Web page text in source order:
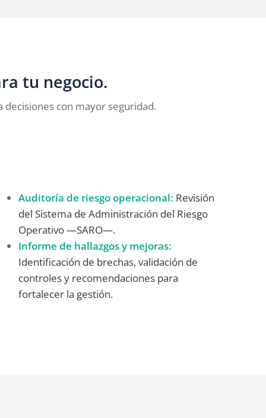
tu negocio.
con mayor seguridad.
Auditoría de riesgo operacional: Revisión
del Sistema de Administración del Riesgo
Operativo —SARO—.
Informe de hallazgos y mejoras:
Identificación de brechas, validación de
controles y recomendaciones para
fortalecer la gestión.